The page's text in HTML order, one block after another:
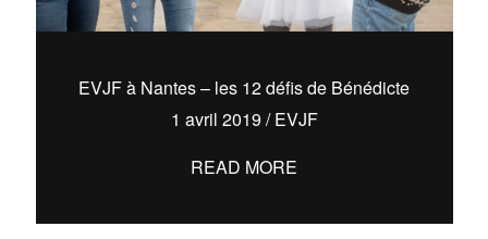
EVJF à Nantes – les 12 défis de Bénédicte
1 avril 2019 /EVJF
READ MORE
AGATHE F. PHOTOGRAPHIE
825.370.042